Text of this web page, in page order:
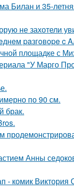
Билан и 35-
не захотели
paзгoвope c
площадке с
"У Марго
по 90 см.
брак.
Анны
комик Виктория